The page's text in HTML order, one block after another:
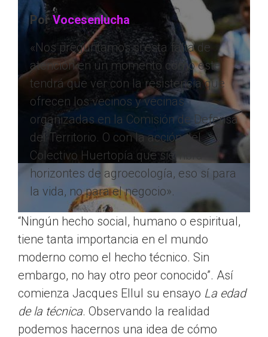
Por Vocesenlucha
«Nos preguntamos si esta falta de
atención en un momento como este
tendrá que ver con la resistencia que
ofrecen los vecinos y vecinas
organizadas en la Comisión de Defensa
del Territorio. O con la acción del
Colectivo Huertopía que siembra
horizontes de agroecología, eso sí para
la vida, no para el negocio».
“Ningún hecho social, humano o espiritual,
tiene tanta importancia en el mundo
moderno como el hecho técnico. Sin
embargo, no hay otro peor conocido”. Así
comienza Jacques Ellul su ensayo La edad
de la técnica. Observando la realidad
podemos hacernos una idea de cómo